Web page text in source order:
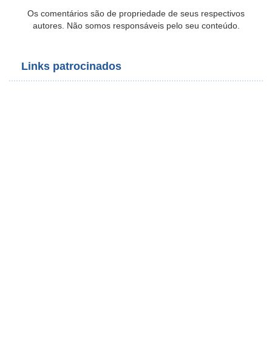
Os comentários são de propriedade de seus respectivos
autores. Não somos responsáveis pelo seu conteúdo.
Links patrocinados